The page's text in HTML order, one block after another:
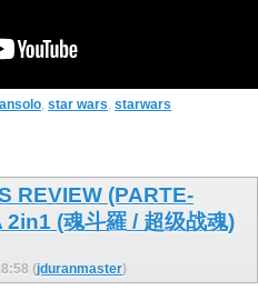
, star wars, starwars
REVIEW (PARTE-
(魂斗羅 / 超级战魂)
(jduranmaster)